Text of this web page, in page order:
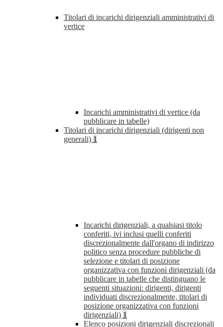
Titolari di incarichi dirigenziali amministrativi di
vertice
Incarichi amministrativi di vertice (da
pubblicare in tabelle)
Titolari di incarichi dirigenziali (dirigenti non
generali) 1
Incarichi dirigenziali, a qualsiasi titolo
conferiti, ivi inclusi quelli conferiti
discrezionalmente dall'organo di indirizzo
politico senza procedure pubbliche di
selezione e titolari di posizione
organizzativa con funzioni dirigenziali (da
pubblicare in tabelle che distinguano le
seguenti situazioni: dirigenti, dirigenti
individuati discrezionalmente, titolari di
posizione organizzativa con funzioni
dirigenziali) 1
Elenco posizioni dirigenziali discrezionali